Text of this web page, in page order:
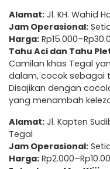
Alamat: Jl. KH. Wahid
Jam Operasional:
Harga:
Tahu Aci dan Tahu
Camilan khas Tegal
dalam, cocok sebagai
Disajikan dengan
yang menambah
Alamat: Jl. Kapten
Tegal
Jam Operasional:
Harga: